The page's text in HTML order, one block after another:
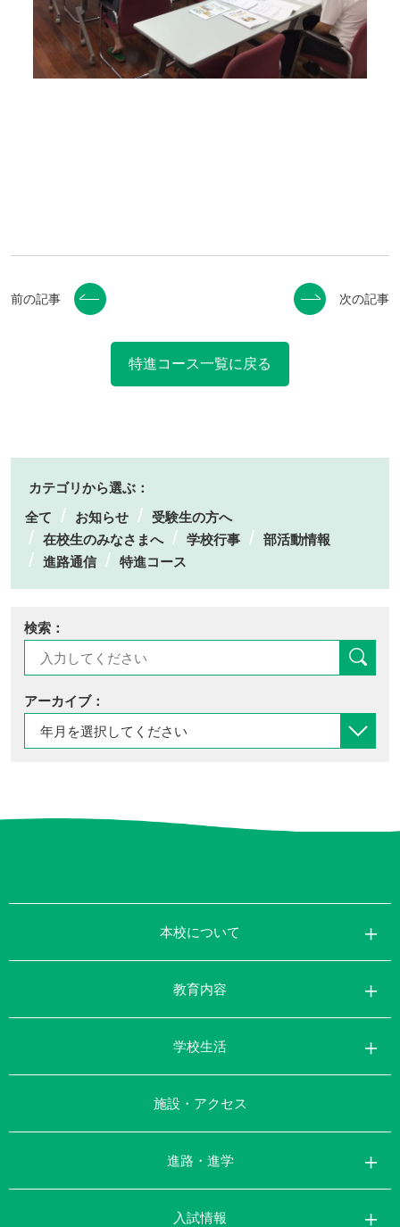
前の記事
特進コース一覧に戻る
次の記事
カテゴリから選ぶ：
全て
お知らせ
受験生の方へ
在校生のみなさまへ
学校行事
部活動情報
進路通信
特進コース
検索：
アーカイブ：
本校について
教育内容
学校生活
施設・アクセス
進路・進学
入試情報